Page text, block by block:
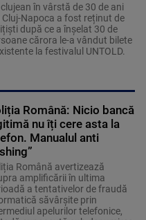
clujean în vârstă de 30 de ani
Cluj-Napoca a fost reținut de
după ce a înșelat 30 de
cărora le-a vândut bilete
la festivalul UNTOLD.
Română: Nicio bancă
nu îți cere asta la
Manualul anti
Română avertizează
amplificării în ultima
a tentativelor de fraudă
săvârșite prin
apelurilor telefonice,